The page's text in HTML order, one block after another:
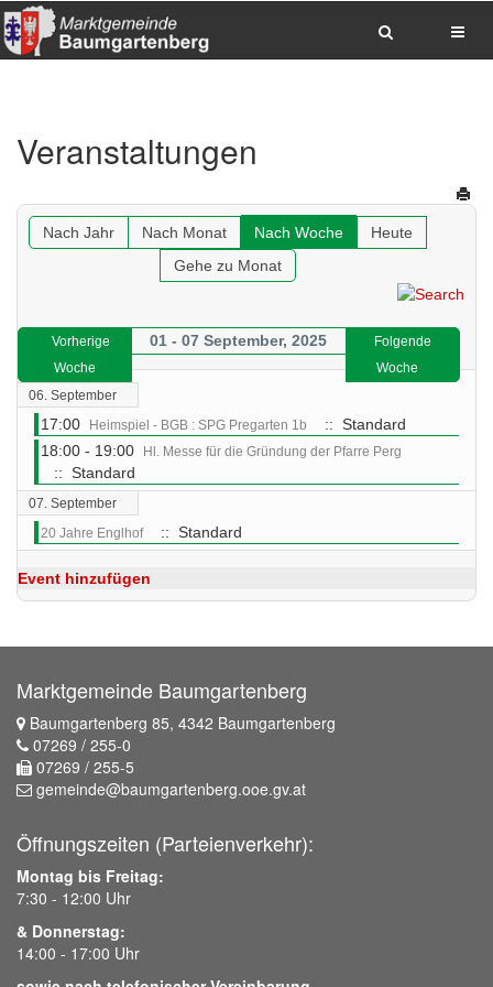
Sitemap anzeigen
Suche
E-Mail senden
Anfahrt via Google Maps planen
Veranstaltungen
Nach Jahr Nach Monat Nach Woche
Heute
Gehe zu Monat
Vorherige
Woche
01 - 07 September, 2025
Folgende
Woche
06. September
17:00 Heimspiel - BGB : SPG Pregarten 1b
:: Standard
18:00 - 19:00
Hl. Messe für die Gründung der Pfarre Perg
:: Standard
07. September
20 Jahre Englhof
:: Standard
Event hinzufügen
Marktgemeinde Baumgartenberg
Baumgartenberg 85, 4342 Baumgartenberg
07269 / 255-0
07269 / 255-5
gemeinde@baumgartenberg.ooe.gv.at
Öffnungszeiten (Parteienverkehr):
Montag bis Freitag:
7:30 - 12:00 Uhr
& Donnerstag:
14:00 - 17:00 Uhr